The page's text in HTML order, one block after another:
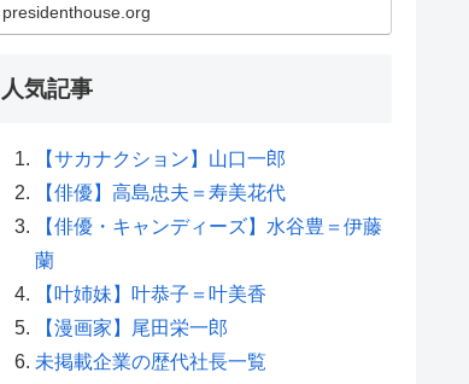
presidenthouse.org
人気記事
【サカナクション】山口一郎
【俳優】高島忠夫＝寿美花代
【俳優・キャンディーズ】水谷豊＝伊藤
蘭
【叶姉妹】叶恭子＝叶美香
【漫画家】尾田栄一郎
未掲載企業の歴代社長一覧